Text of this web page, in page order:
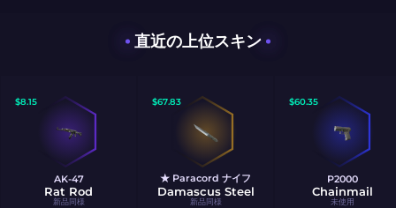
直近の上位スキン
$8.15
AK-47
Rat Rod
新品同様
$67.83
★ Paracord ナイフ
Damascus Steel
新品同様
$60.35
P2000
Chainmail
未使用